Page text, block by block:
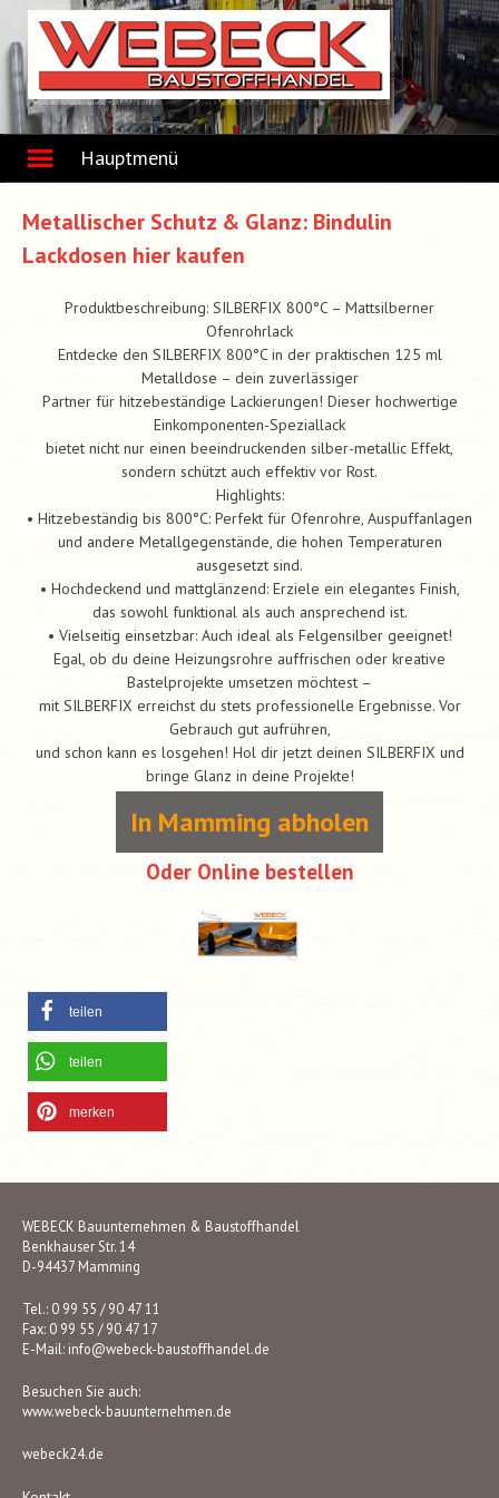
content
Hauptmenü
Metallischer Schutz & Glanz: Bindulin
Lackdosen hier kaufen
Produktbeschreibung: SILBERFIX 800°C – Mattsilberner
Ofenrohrlack
Entdecke den SILBERFIX 800°C in der praktischen 125 ml
Metalldose – dein zuverlässiger
Partner für hitzebeständige Lackierungen! Dieser hochwertige
Einkomponenten-Speziallack
bietet nicht nur einen beeindruckenden silber-metallic Effekt,
sondern schützt auch effektiv vor Rost.
Highlights:
• Hitzebeständig bis 800°C: Perfekt für Ofenrohre, Auspuffanlagen
und andere Metallgegenstände, die hohen Temperaturen
ausgesetzt sind.
• Hochdeckend und mattglänzend: Erziele ein elegantes Finish,
das sowohl funktional als auch ansprechend ist.
• Vielseitig einsetzbar: Auch ideal als Felgensilber geeignet!
Egal, ob du deine Heizungsrohre auffrischen oder kreative
Bastelprojekte umsetzen möchtest –
mit SILBERFIX erreichst du stets professionelle Ergebnisse. Vor
Gebrauch gut aufrühren,
und schon kann es losgehen! Hol dir jetzt deinen SILBERFIX und
bringe Glanz in deine Projekte!
In Mamming abholen
Oder Online bestellen
teilen
teilen
merken
WEBECK Bauunternehmen & Baustoffhandel
Benkhauser Str. 14
D-94437 Mamming
Tel.: 0 99 55 / 90 47 11
Fax: 0 99 55 / 90 47 17
E-Mail: info@webeck-baustoffhandel.de
Besuchen Sie auch:
www.webeck-bauunternehmen.de
webeck24.de